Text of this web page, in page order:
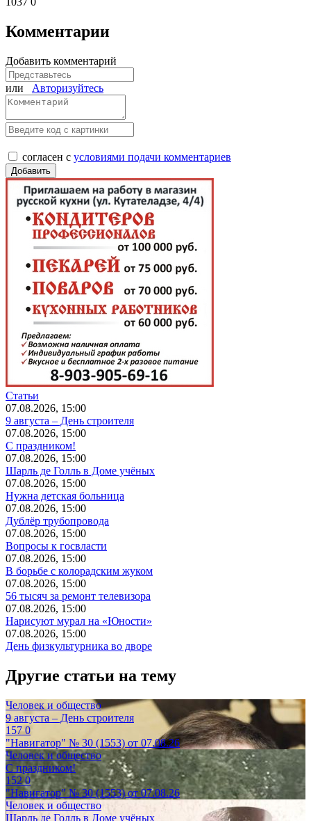
Комментарии
Добавить комментарий
или Авторизуйтесь
согласен с условиями подачи комментариев
Статьи
07.08.2026, 15:00
9 августа – День строителя
07.08.2026, 15:00
С праздником!
07.08.2026, 15:00
Шарль де Голль в Доме учёных
07.08.2026, 15:00
Нужна детская больница
07.08.2026, 15:00
Дублёр трубопровода
07.08.2026, 15:00
Вопросы к госвласти
07.08.2026, 15:00
В борьбе с колорадским жуком
07.08.2026, 15:00
56 тысяч за ремонт телевизора
07.08.2026, 15:00
Нарисуют мурал на «Юности»
07.08.2026, 15:00
День физкультурника во дворе
Другие статьи на тему
Человек и общество
9 августа – День строителя
1570
"Навигатор" № 30 (1553) от 07.08.26
Человек и общество
С праздником!
1520
"Навигатор" № 30 (1553) от 07.08.26
Человек и общество
Шарль де Голль в Доме учёных